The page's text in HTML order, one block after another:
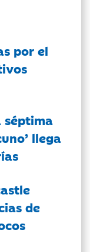
por el
séptima
llega
de